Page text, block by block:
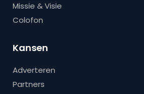
Missie & Visie
Colofon
Kansen
Adverteren
Partners